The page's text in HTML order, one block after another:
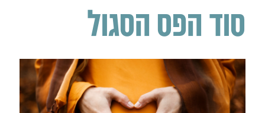
סוד הפס הסגול